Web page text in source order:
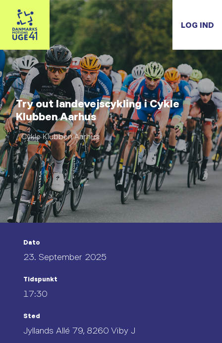
LOG IND
Try out landevejscykling i Cykle
Klubben Aarhus
/ Cykle Klubben Aarhus
Dato
23. September 2025
Tidspunkt
17:30
Sted
Jyllands Allé 79, 8260 Viby J